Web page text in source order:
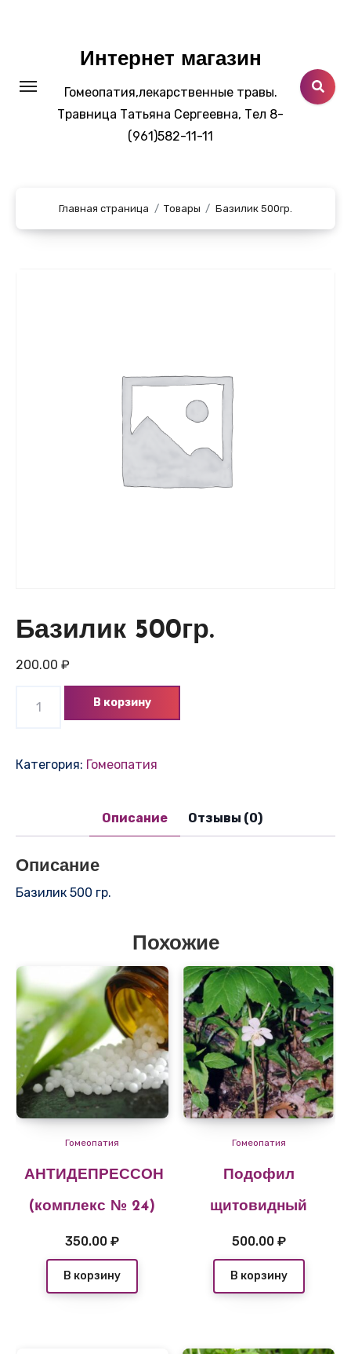
Интернет магазин
Гомеопатия,лекарственные травы.
Травница Татьяна Сергеевна, Тел 8-
(961)582-11-11
Главная страница Товары Базилик 500гр.
Базилик 500гр.
200.00 ₽
500гр.
В корзину
Категория: Гомеопатия
Описание Отзывы (0)
Описание
Базилик 500 гр.
Похожие
Гомеопатия
АНТИДЕПРЕССОН
(комплекс № 24)
350.00₽
В корзину
Гомеопатия
Подофил
щитовидный
500.00 ₽
В корзину